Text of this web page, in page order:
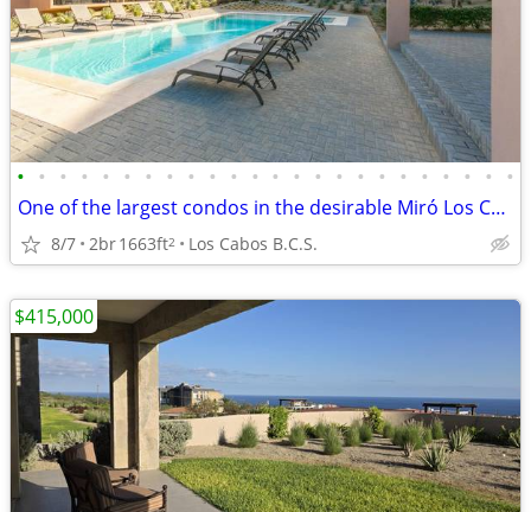
• • • • • • • • • • • • • • • • • • • • • • • •
One of the largest condos in the desirable Miró Los Cabos
8/7 2br1663ft2 Los Cabos B.C.S.
$415,000